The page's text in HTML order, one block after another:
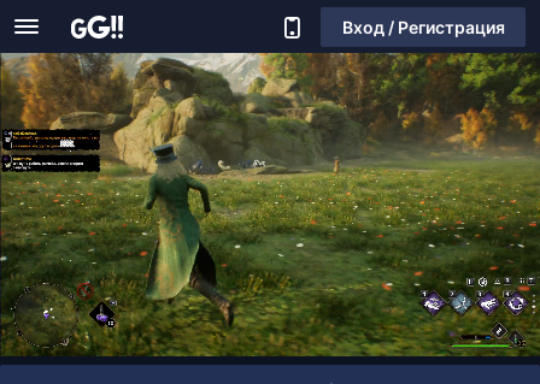
Вход / Регистрация